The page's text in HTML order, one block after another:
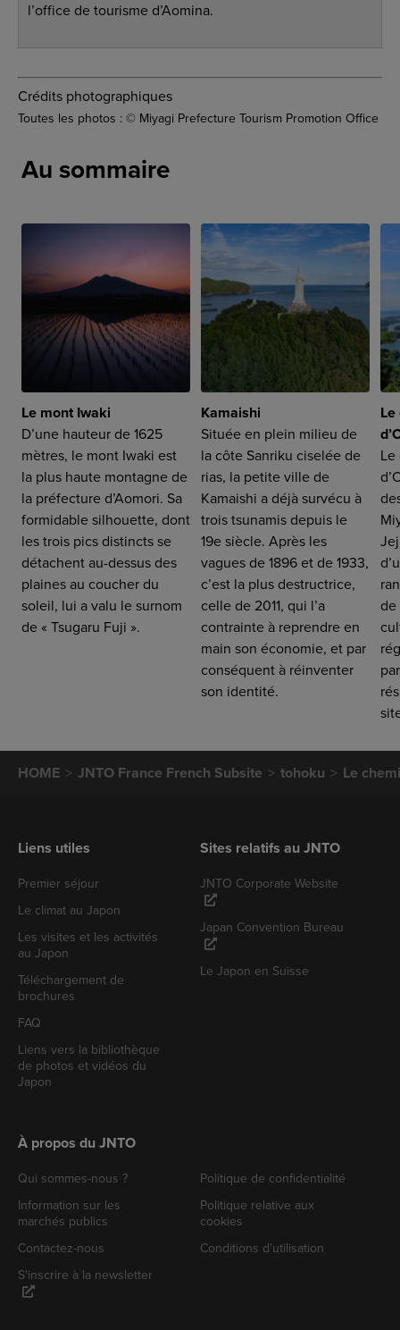
l’office de tourisme d’Aomina.
Crédits photographiques
Toutes les photos : © Miyagi Prefecture Tourism Promotion Office
Au sommaire
Le mont Iwaki
D’une hauteur de 1625
mètres, le mont Iwaki est
la plus haute montagne de
la préfecture d’Aomori. Sa
formidable silhouette, dont
les trois pics distincts se
détachent au-dessus des
plaines au coucher du
soleil, lui a valu le surnom
de « Tsugaru Fuji ».
Kamaishi
Située en plein milieu de
la côte Sanriku ciselée de
rias, la petite ville de
Kamaishi a déjà survécu à
trois tsunamis depuis le
19e siècle. Après les
vagues de 1896 et de 1933,
c’est la plus destructrice,
celle de 2011, qui l’a
contrainte à reprendre en
main son économie, et par
conséquent à réinventer
son identité.
Le
de
HOME JNTO France French Subsite tohoku Le
Liens utiles
Premier séjour
Le climat au Japon
Les visites et les activités
au Japon
Téléchargement de
brochures
FAQ
Liens vers la bibliothèque
de photos et vidéos du
Japon
Sites relatifs au JNTO
JNTO Corporate Website
Japan Convention Bureau
Le Japon en Suisse
À propos du JNTO
Qui sommes-nous ?
Information sur les
marchés publics
Contactez-nous
S'inscrire à la newsletter
Politique de confidentialité
Politique relative aux
cookies
Conditions d'utilisation